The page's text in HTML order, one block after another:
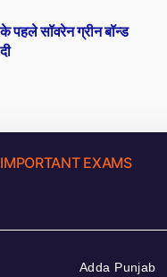
के पहले सॉवरेन ग्रीन बॉन्ड
IMPORTANT EXAMS
Adda Punjab